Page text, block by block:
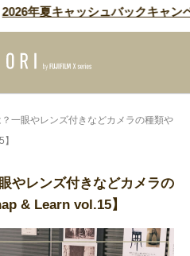
年夏キャッシュバックキャンペー
一眼やレンズ付きなどカメラの種類や
やレンズ付きなどカメラの
& Learn vol.15】